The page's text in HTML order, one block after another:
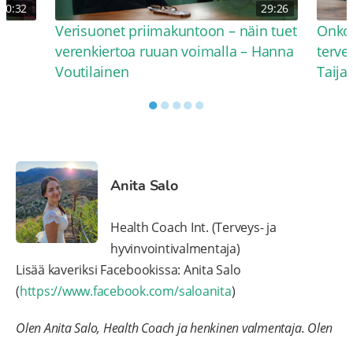
30:32 29:26
Verisuonet priimakuntoon – näin tuet
verenkiertoa ruuan voimalla – Hanna
Voutilainen
Taija
●●●●●
Anita Salo
Health Coach Int. (Terveys- ja
hyvinvointivalmentaja)
Lisää kaveriksi Facebookissa: Anita Salo
(https://www.facebook.com/saloanita)
Olen Anita Salo, Health Coach ja henkinen valmentaja. Olen